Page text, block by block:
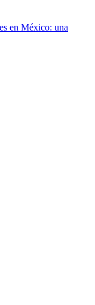
en México: una